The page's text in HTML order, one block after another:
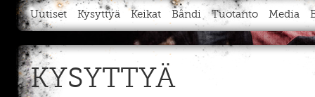
Uutiset Kysyttyä Keikat Bändi Tuotanto Media
KYSYTTYÄ